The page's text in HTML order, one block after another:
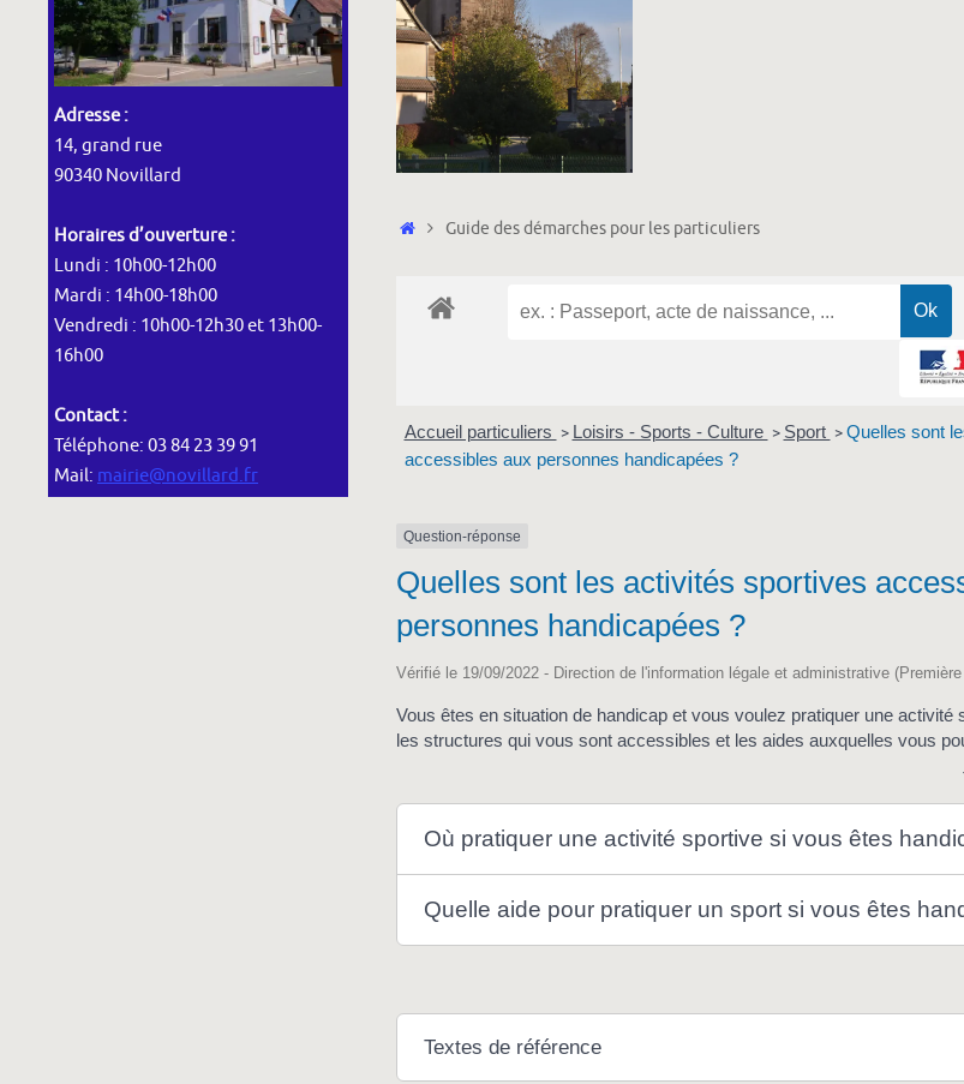
Accueil
Guide des démarches pour les particuliers
Accueil particuliers > Loisirs - Sports - Culture > Sport > Quelles sont
accessibles aux personnes handicapées ?
Question-réponse
Quelles sont les activités sportives
personnes handicapées ?
Vérifié le 19/09/2022 - Direction de l'information légale et administrative
Vous êtes en situation de handicap et vous voulez pratiquer une activité
les structures qui vous sont accessibles et les aides auxquelles vous
Où pratiquer une activité sportive si vous êtes
Quelle aide pour pratiquer un sport si vous êtes
Textes de référence
Adresse :
14, grand rue
90340 Novillard
Horaires d’ouverture :
Lundi : 10h00-12h00
Mardi : 14h00-18h00
Vendredi : 10h00-12h30 et 13h00-
16h00
Contact :
Téléphone: 03 84 23 39 91
Mail: mairie@novillard.fr